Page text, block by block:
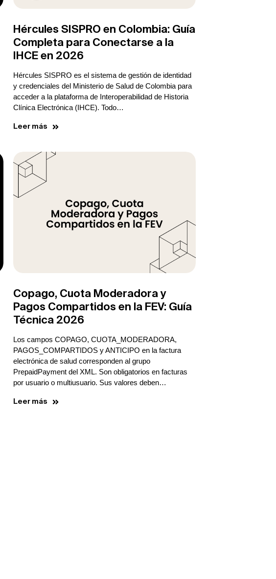
Hércules SISPRO en Colombia: Guía
Completa para Conectarse a la
IHCE en 2026
Hércules SISPRO es el sistema de gestión de identidad
y credenciales del Ministerio de Salud de Colombia para
acceder a la plataforma de Interoperabilidad de Historia
Clínica Electrónica (IHCE). Todo…
Leer más
Copago, Cuota Moderadora y
Pagos Compartidos en la FEV: Guía
Técnica 2026
Los campos COPAGO, CUOTA_MODERADORA,
PAGOS_COMPARTIDOS y ANTICIPO en la factura
electrónica de salud corresponden al grupo
PrepaidPayment del XML. Son obligatorios en facturas
por usuario o multiusuario. Sus valores deben…
Leer más